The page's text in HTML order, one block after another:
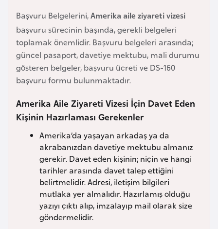
Başvuru Belgelerini,Amerika aile ziyareti vizesi
başvuru sürecinin başında, gerekli belgeleri
toplamak önemlidir. Başvuru belgeleri arasında;
güncel pasaport, davetiye mektubu, mali durumu
gösteren belgeler, başvuru ücreti ve DS-160
başvuru formu bulunmaktadır.
Amerika Aile Ziyareti Vizesi İçin Davet Eden
Kişinin Hazırlaması Gerekenler
Amerika’da yaşayan arkadaş ya da
akrabanızdan davetiye mektubu almanız
gerekir. Davet eden kişinin; niçin ve hangi
tarihler arasında davet talep ettiğini
belirtmelidir. Adresi, iletişim bilgileri
mutlaka yer almalıdır. Hazırlamış olduğu
yazıyı çıktı alıp, imzalayıp mail olarak size
göndermelidir.
e
y
n
B
a
n
g
l